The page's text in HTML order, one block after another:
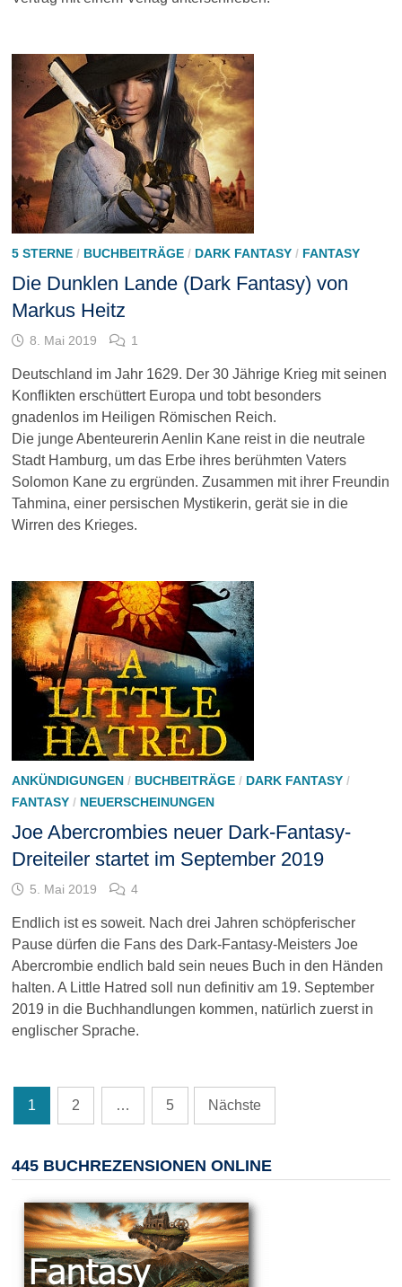
5 STERNE/ BUCHBEITRÄGE/ DARK FANTASY/ FANTASY
Die Dunklen Lande (Dark Fantasy) von
Markus Heitz
8. Mai 2019 1
Deutschland im Jahr 1629. Der 30 Jährige Krieg mit seinen
Konflikten erschüttert Europa und tobt besonders
gnadenlos im Heiligen Römischen Reich.
Die junge Abenteurerin Aenlin Kane reist in die neutrale
Stadt Hamburg, um das Erbe ihres berühmten Vaters
Solomon Kane zu ergründen. Zusammen mit ihrer Freundin
Tahmina, einer persischen Mystikerin, gerät sie in die
Wirren des Krieges.
ANKÜNDIGUNGEN/ BUCHBEITRÄGE/ DARK FANTASY/
FANTASY/ NEUERSCHEINUNGEN
Joe Abercrombies neuer Dark-Fantasy-
Dreiteiler startet im September 2019
5. Mai 2019 4
Endlich ist es soweit. Nach drei Jahren schöpferischer
Pause dürfen die Fans des Dark-Fantasy-Meisters Joe
Abercrombie endlich bald sein neues Buch in den Händen
halten. A Little Hatred soll nun definitiv am 19. September
2019 in die Buchhandlungen kommen, natürlich zuerst in
englischer Sprache.
Seitennummerierung
der
1 2 … 5 Nächste
445 BUCHREZENSIONEN ONLINE